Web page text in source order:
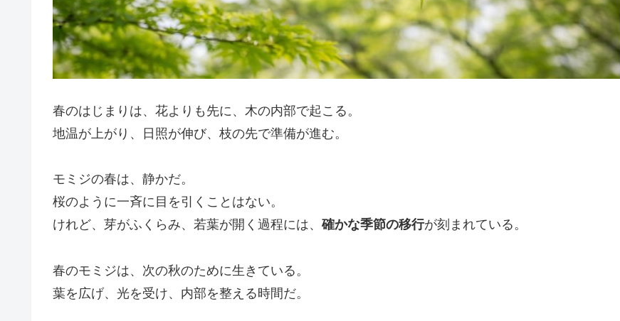
春のはじまりは、花よりも先に、木の内部で起こる。
地温が上がり、日照が伸び、枝の先で準備が進む。
モミジの春は、静かだ。
桜のように一斉に目を引くことはない。
けれど、芽がふくらみ、若葉が開く過程には、確かな季節の移行が刻まれている。
春のモミジは、次の秋のために生きている。
葉を広げ、光を受け、内部を整える時間だ。